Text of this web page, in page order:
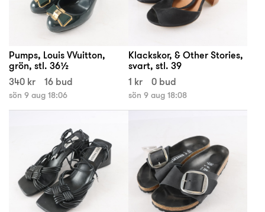
Pumps, Louis VVuitton,
grön, stl. 36½
340 kr
16 bud
sön 9 aug 18:06
Klackskor, & Other Stories,
svart, stl. 39
1 kr
0 bud
sön 9 aug 18:08